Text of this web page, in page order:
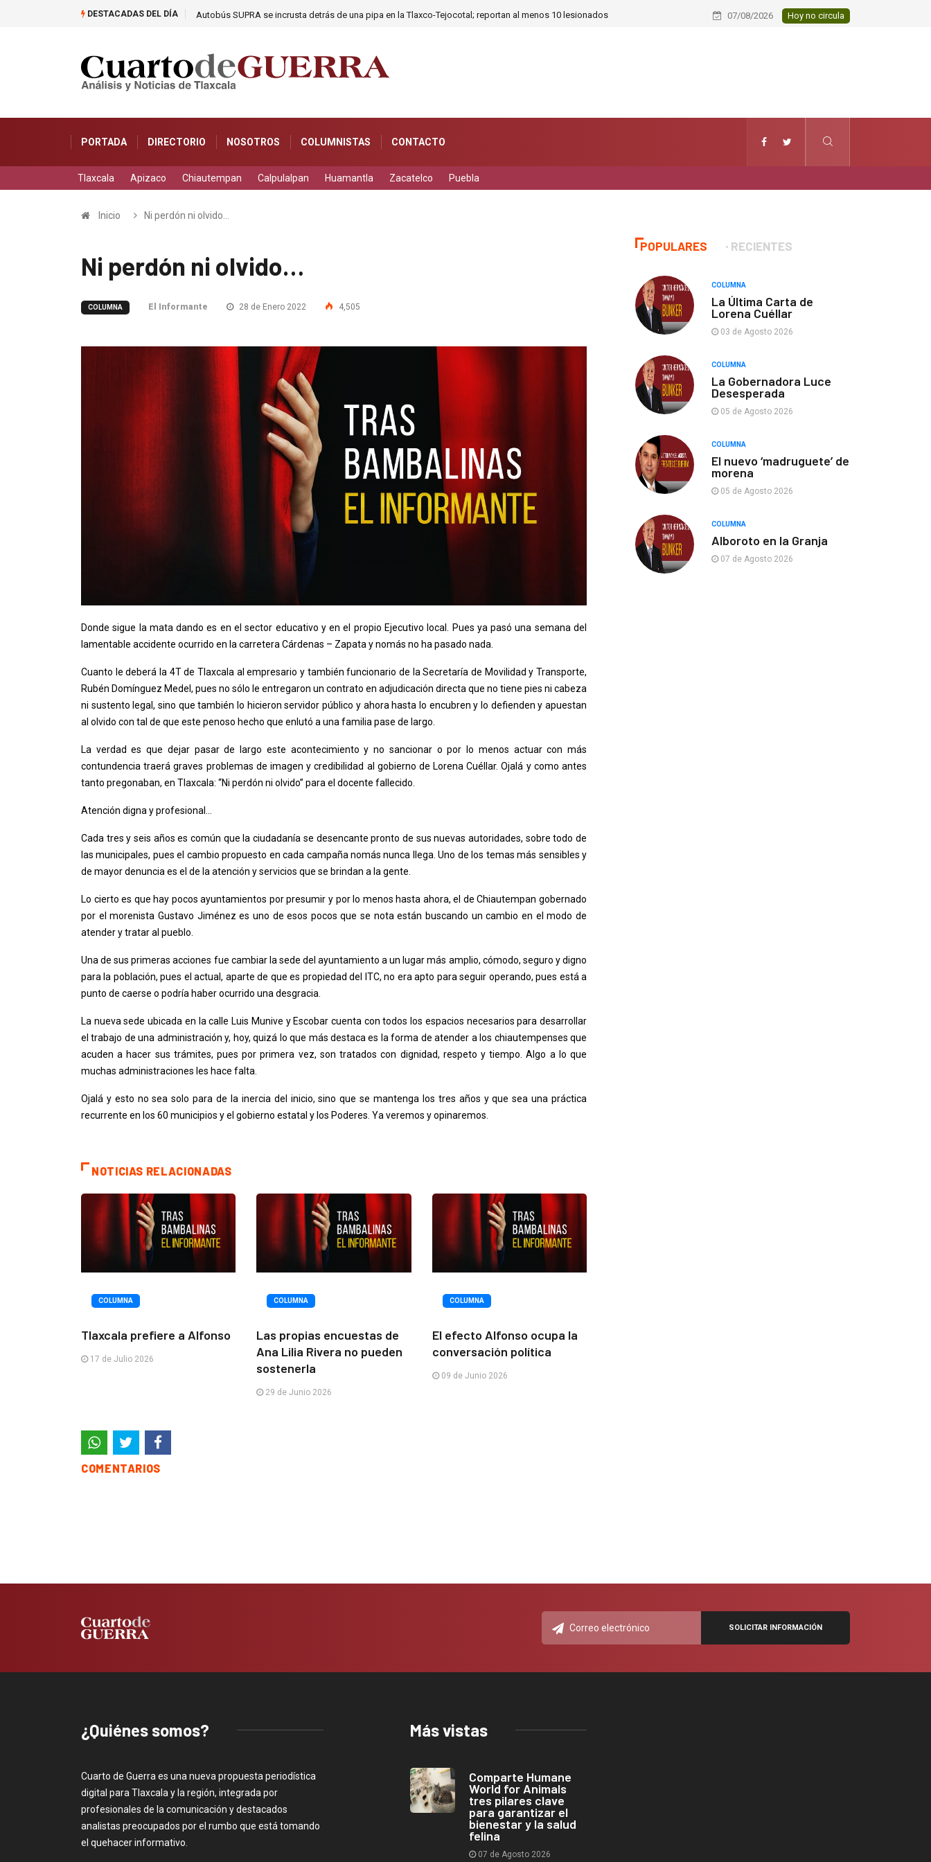
DESTACADAS DEL DÍA Autobús SUPRA se incrusta detrás de una pipa en la Tlaxco-Tejocotal; reportan al menos 10 lesionados Se queda dormida al volante y
07/08/2026 Hoy no circula
PORTADA DIRECTORIO NOSOTROS COLUMNISTAS CONTACTO
Tlaxcala Apizaco Chiautempan Calpulalpan Huamantla Zacatelco Puebla
Inicio Ni perdón ni olvido…
Ni perdón ni olvido…
COLUMNA El Informante 28 de Enero 2022 4,505
Donde sigue la mata dando es en el sector educativo y en el propio Ejecutivo local. Pues ya pasó una semana del
lamentable accidente ocurrido en la carretera Cárdenas – Zapata y nomás no ha pasado nada.
Cuanto le deberá la 4T de Tlaxcala al empresario y también funcionario de la Secretaría de Movilidad y Transporte,
Rubén Domínguez Medel, pues no sólo le entregaron un contrato en adjudicación directa que no tiene pies ni cabeza
ni sustento legal, sino que también lo hicieron servidor público y ahora hasta lo encubren y lo defienden y apuestan
al olvido con tal de que este penoso hecho que enlutó a una familia pase de largo.
La verdad es que dejar pasar de largo este acontecimiento y no sancionar o por lo menos actuar con más
contundencia traerá graves problemas de imagen y credibilidad al gobierno de Lorena Cuéllar. Ojalá y como antes
tanto pregonaban, en Tlaxcala: “Ni perdón ni olvido” para el docente fallecido.
Atención digna y profesional…
Cada tres y seis años es común que la ciudadanía se desencante pronto de sus nuevas autoridades, sobre todo de
las municipales, pues el cambio propuesto en cada campaña nomás nunca llega. Uno de los temas más sensibles y
de mayor denuncia es el de la atención y servicios que se brindan a la gente.
Lo cierto es que hay pocos ayuntamientos por presumir y por lo menos hasta ahora, el de Chiautempan gobernado
por el morenista Gustavo Jiménez es uno de esos pocos que se nota están buscando un cambio en el modo de
atender y tratar al pueblo.
Una de sus primeras acciones fue cambiar la sede del ayuntamiento a un lugar más amplio, cómodo, seguro y digno
para la población, pues el actual, aparte de que es propiedad del ITC, no era apto para seguir operando, pues está a
punto de caerse o podría haber ocurrido una desgracia.
La nueva sede ubicada en la calle Luis Munive y Escobar cuenta con todos los espacios necesarios para desarrollar
el trabajo de una administración y, hoy, quizá lo que más destaca es la forma de atender a los chiautempenses que
acuden a hacer sus trámites, pues por primera vez, son tratados con dignidad, respeto y tiempo. Algo a lo que
muchas administraciones les hace falta.
Ojalá y esto no sea solo para de la inercia del inicio, sino que se mantenga los tres años y que sea una práctica
recurrente en los 60 municipios y el gobierno estatal y los Poderes. Ya veremos y opinaremos.
NOTICIAS RELACIONADAS
COLUMNA
Tlaxcala prefiere a Alfonso
17 de Julio 2026
COLUMNA
Las propias encuestas de
Ana Lilia Rivera no pueden
sostenerla
29 de Junio 2026
COLUMNA
El efecto Alfonso ocupa la
conversación política
09 de Junio 2026
COMENTARIOS
POPULARES RECIENTES
COLUMNA
La Última Carta de
Lorena Cuéllar
03 de Agosto 2026
COLUMNA
La Gobernadora Luce
Desesperada
05 de Agosto 2026
COLUMNA
El nuevo ‘madruguete’ de
morena
05 de Agosto 2026
COLUMNA
Alboroto en la Granja
07 de Agosto 2026
¿Quiénes somos?
Cuarto de Guerra es una nueva propuesta periodística
digital para Tlaxcala y la región, integrada por
profesionales de la comunicación y destacados
analistas preocupados por el rumbo que está tomando
el quehacer informativo.
Más vistas
Comparte Humane
World for Animals
tres pilares clave
para garantizar el
bienestar y la salud
felina
07 de Agosto 2026